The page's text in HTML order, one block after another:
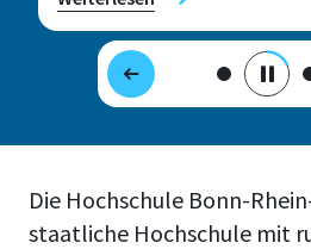
Die Hochschule Bonn-
staatliche Hochschule mit